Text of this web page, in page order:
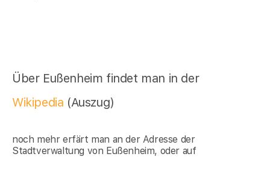
Über Eußenheim findet man in der
Wikipedia (Auszug)
noch mehr erfärt man an der Adresse der
Stadtverwaltung von Eußenheim, oder auf